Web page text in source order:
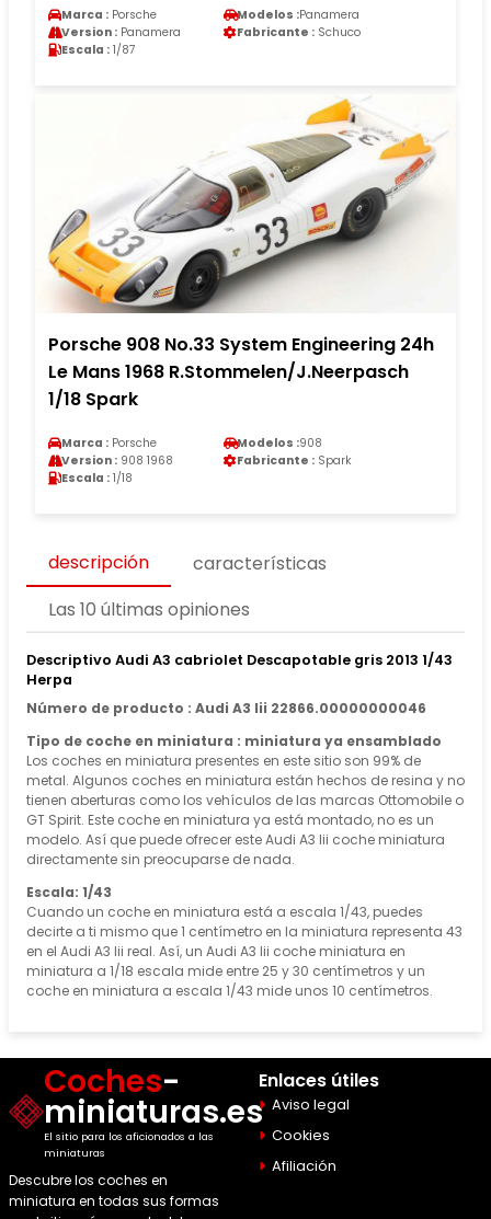
Marca : Porsche Modelos :Panamera
Version : Panamera Fabricante : Schuco
Escala : 1/87
Porsche 908 No.33 System Engineering 24h
Le Mans 1968 R.Stommelen/J.Neerpasch
1/18 Spark
Marca : Porsche Modelos :908
Version : 908 1968 Fabricante : Spark
Escala : 1/18
descripción
características
Las 10 últimas opiniones
Descriptivo Audi A3 cabriolet Descapotable gris 2013 1/43
Herpa
Número de producto : Audi A3 Iii 22866.00000000046
Tipo de coche en miniatura : miniatura ya ensamblado
Los coches en miniatura presentes en este sitio son 99% de
metal. Algunos coches en miniatura están hechos de resina y no
tienen aberturas como los vehículos de las marcas Ottomobile o
GT Spirit. Este coche en miniatura ya está montado, no es un
modelo. Así que puede ofrecer este Audi A3 Iii coche miniatura
directamente sin preocuparse de nada.
Escala: 1/43
Cuando un coche en miniatura está a escala 1/43, puedes
decirte a ti mismo que 1 centímetro en la miniatura representa 43
en el Audi A3 Iii real. Así, un Audi A3 Iii coche miniatura en
miniatura a 1/18 escala mide entre 25 y 30 centímetros y un
coche en miniatura a escala 1/43 mide unos 10 centímetros.
Coches-
miniaturas.es
El sitio para los aficionados a las
miniaturas
Descubre los coches en
miniatura en todas sus formas
Enlaces útiles
Aviso legal
Cookies
Afiliación